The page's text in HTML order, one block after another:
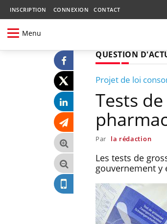
INSCRIPTION CONNEXION CONTACT
Menu
QUESTION
Projet de loi
Tests
Par la rédaction
Les tests de
gouvernement y